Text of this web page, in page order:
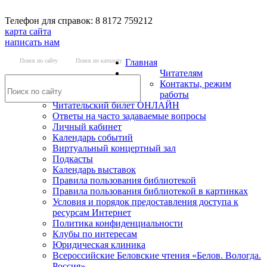
Телефон для справок: 8 8172 759212
карта сайта
написать нам
Поиск по сайту Поиск по каталогу Главная
Читателям
Контакты, режим
работы
Читательский билет ОНЛАЙН
Ответы на часто задаваемые вопросы
Личный кабинет
Календарь событий
Виртуальный концертный зал
Подкасты
Календарь выставок
Правила пользования библиотекой
Правила пользования библиотекой в картинках
Условия и порядок предоставления доступа к
ресурсам Интернет
Политика конфиденциальности
Клубы по интересам
Юридическая клиника
Всероссийские Беловские чтения «Белов. Вологда.